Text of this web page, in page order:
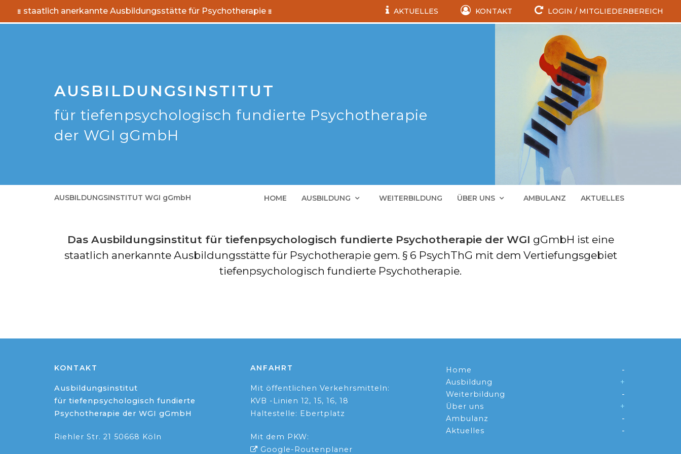
staatlich anerkannte Ausbildungsstätte für Psychotherapie AKTUELLES KONTAKT LOGIN / MITGLIEDERBEREICH
AUSBILDUNGSINSTITUT
für tiefenpsychologisch fundierte Psychotherapie
der WGI gGmbH
AUSBILDUNGSINSTITUT WGI gGmbH HOME AUSBILDUNG WEITERBILDUNG ÜBER UNS AMBULANZ AKTUELLES
Das Ausbildungsinstitut für tiefenpsychologisch fundierte Psychotherapie der WGI gGmbH ist eine
staatlich anerkannte Ausbildungsstätte für Psychotherapie gem. § 6 PsychThG mit dem Vertiefungsgebiet
tiefenpsychologisch fundierte Psychotherapie.
KONTAKT
Ausbildungsinstitut
für tiefenpsychologisch fundierte
Psychotherapie der WGI gGmbH
Riehler Str. 21 50668 Köln
ANFAHRT
Mit öffentlichen Verkehrsmitteln:
KVB -Linien 12, 15, 16, 18
Haltestelle: Ebertplatz
Mit dem PKW:
Google-Routenplaner
Home
Ausbildung
Weiterbildung
Über uns
Ambulanz
Aktuelles